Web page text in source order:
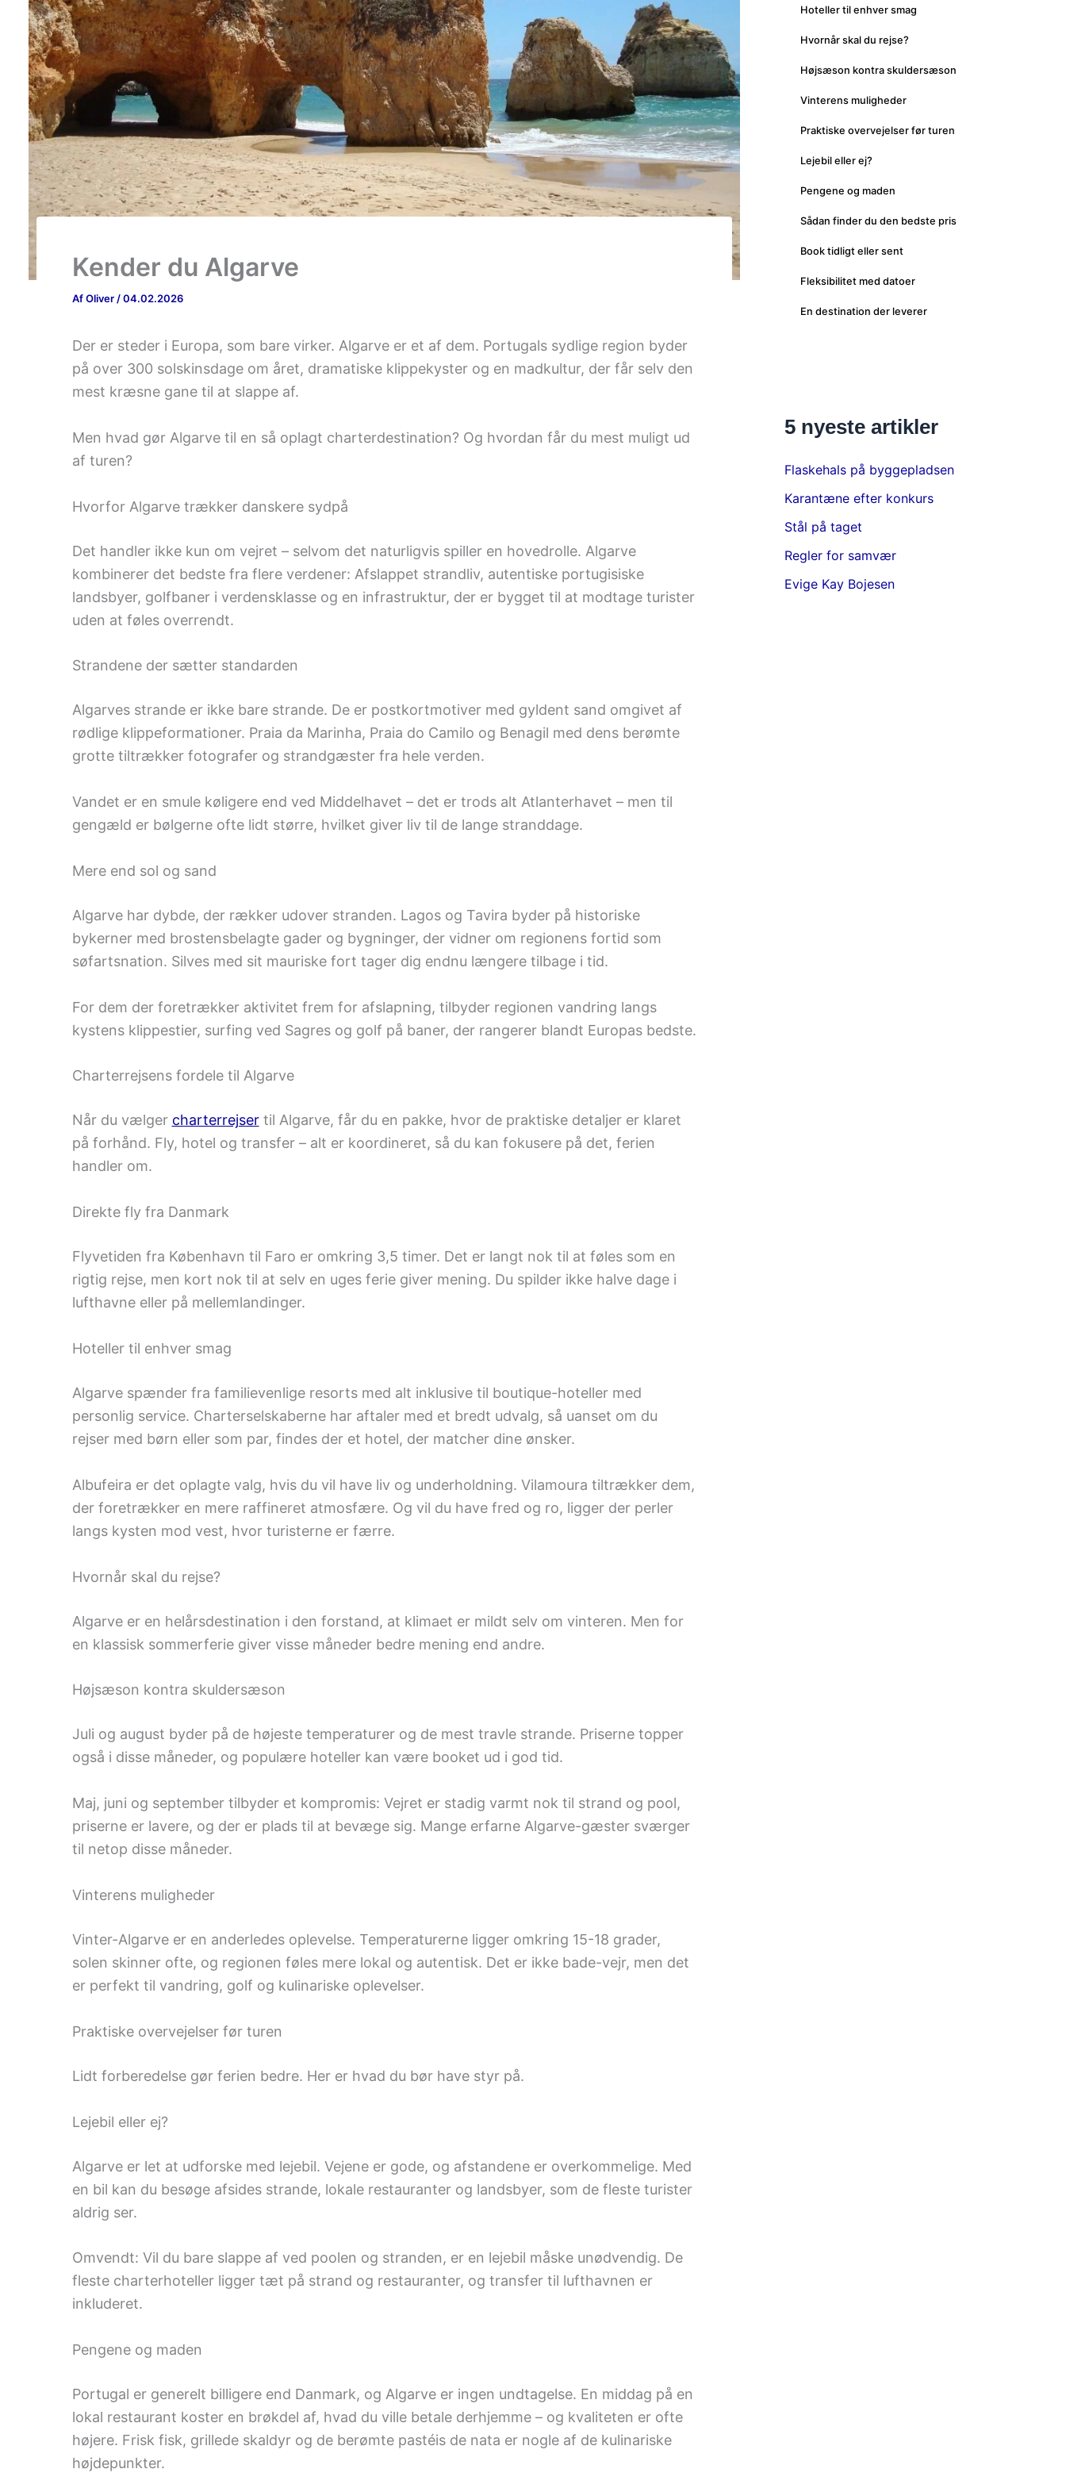
Kender du Algarve
AfOliver /04.02.2026
Der er steder i Europa, som bare virker. Algarve er et af dem. Portugals sydlige region byder
på over 300 solskinsdage om året, dramatiske klippekyster og en madkultur, der får selv den
mest kræsne gane til at slappe af.
Men hvad gør Algarve til en så oplagt charterdestination? Og hvordan får du mest muligt ud
af turen?
Hvorfor Algarve trækker danskere sydpå
Det handler ikke kun om vejret – selvom det naturligvis spiller en hovedrolle. Algarve
kombinerer det bedste fra flere verdener: Afslappet strandliv, autentiske portugisiske
landsbyer, golfbaner i verdensklasse og en infrastruktur, der er bygget til at modtage turister
uden at føles overrendt.
Strandene der sætter standarden
Algarves strande er ikke bare strande. De er postkortmotiver med gyldent sand omgivet af
rødlige klippeformationer. Praia da Marinha, Praia do Camilo og Benagil med dens berømte
grotte tiltrækker fotografer og strandgæster fra hele verden.
Vandet er en smule køligere end ved Middelhavet – det er trods alt Atlanterhavet – men til
gengæld er bølgerne ofte lidt større, hvilket giver liv til de lange stranddage.
Mere end sol og sand
Algarve har dybde, der rækker udover stranden. Lagos og Tavira byder på historiske
bykerner med brostensbelagte gader og bygninger, der vidner om regionens fortid som
søfartsnation. Silves med sit mauriske fort tager dig endnu længere tilbage i tid.
For dem der foretrækker aktivitet frem for afslapning, tilbyder regionen vandring langs
kystens klippestier, surfing ved Sagres og golf på baner, der rangerer blandt Europas bedste.
Charterrejsens fordele til Algarve
Når du vælger charterrejsertil Algarve, får du en pakke, hvor de praktiske detaljer er klaret
på forhånd. Fly, hotel og transfer – alt er koordineret, så du kan fokusere på det, ferien
handler om.
Direkte fly fra Danmark
Flyvetiden fra København til Faro er omkring 3,5 timer. Det er langt nok til at føles som en
rigtig rejse, men kort nok til at selv en uges ferie giver mening. Du spilder ikke halve dage i
lufthavne eller på mellemlandinger.
Hoteller til enhver smag
Algarve spænder fra familievenlige resorts med alt inklusive til boutique-hoteller med
personlig service. Charterselskaberne har aftaler med et bredt udvalg, så uanset om du
rejser med børn eller som par, findes der et hotel, der matcher dine ønsker.
Albufeira er det oplagte valg, hvis du vil have liv og underholdning. Vilamoura tiltrækker dem,
der foretrækker en mere raffineret atmosfære. Og vil du have fred og ro, ligger der perler
langs kysten mod vest, hvor turisterne er færre.
Hvornår skal du rejse?
Algarve er en helårsdestination i den forstand, at klimaet er mildt selv om vinteren. Men for
en klassisk sommerferie giver visse måneder bedre mening end andre.
Højsæson kontra skuldersæson
Juli og august byder på de højeste temperaturer og de mest travle strande. Priserne topper
også i disse måneder, og populære hoteller kan være booket ud i god tid.
Maj, juni og september tilbyder et kompromis: Vejret er stadig varmt nok til strand og pool,
priserne er lavere, og der er plads til at bevæge sig. Mange erfarne Algarve-gæster sværger
til netop disse måneder.
Vinterens muligheder
Vinter-Algarve er en anderledes oplevelse. Temperaturerne ligger omkring 15-18 grader,
solen skinner ofte, og regionen føles mere lokal og autentisk. Det er ikke bade-vejr, men det
er perfekt til vandring, golf og kulinariske oplevelser.
Praktiske overvejelser før turen
Lidt forberedelse gør ferien bedre. Her er hvad du bør have styr på.
Lejebil eller ej?
Algarve er let at udforske med lejebil. Vejene er gode, og afstandene er overkommelige. Med
en bil kan du besøge afsides strande, lokale restauranter og landsbyer, som de fleste turister
aldrig ser.
Omvendt: Vil du bare slappe af ved poolen og stranden, er en lejebil måske unødvendig. De
fleste charterhoteller ligger tæt på strand og restauranter, og transfer til lufthavnen er
inkluderet.
Pengene og maden
Portugal er generelt billigere end Danmark, og Algarve er ingen undtagelse. En middag på en
lokal restaurant koster en brøkdel af, hvad du ville betale derhjemme – og kvaliteten er ofte
højere. Frisk fisk, grillede skaldyr og de berømte pastéis de nata er nogle af de kulinariske
højdepunkter.
Hoteller til enhver smag
Hvornår skal du rejse?
Højsæson kontra skuldersæson
Vinterens muligheder
Praktiske overvejelser før turen
Lejebil eller ej?
Pengene og maden
Sådan finder du den bedste pris
Book tidligt eller sent
Fleksibilitet med datoer
En destination der leverer
5 nyeste artikler
Flaskehals på byggepladsen
Karantæne efter konkurs
Stål på taget
Regler for samvær
Evige Kay Bojesen